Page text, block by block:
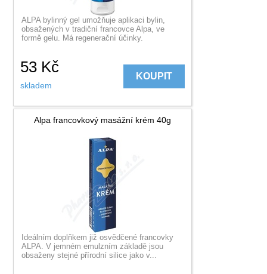
ALPA bylinný gel umožňuje aplikaci bylin,
obsažených v tradiční francovce Alpa, ve
formě gelu. Má regenerační účinky.
53 Kč
skladem
KOUPIT
Alpa francovkový masážní krém 40g
Ideálním doplňkem již osvědčené francovky
ALPA. V jemném emulzním základě jsou
obsaženy stejné přírodní silice jako v...